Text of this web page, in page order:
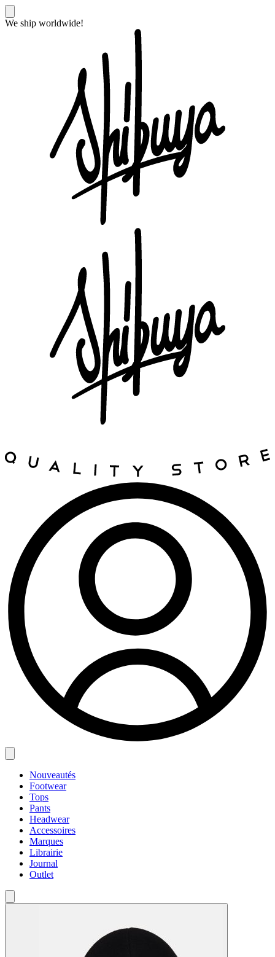
We ship worldwide!
Nouveautés
Footwear
Tops
Pants
Headwear
Accessoires
Marques
Librairie
Journal
Outlet